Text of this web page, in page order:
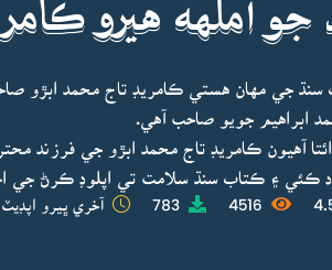
املهه هيرو
سنڌ جي مهان هستي ڪامريڊ تاج محمد ابڙو
ابراهيم جويو صاحب آهي.
آهيون ڪامريڊ تاج محمد ابڙو جي فرزند
ڪئي ۽ ڪتاب سنڌ سلامت تي اپلوڊ ڪرڻ جي
4516
783 آخري ڀيرو اپڊيٽ